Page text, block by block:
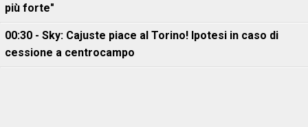
più forte"
00:30 - Sky: Cajuste piace al Torino! Ipotesi in caso di
cessione a centrocampo